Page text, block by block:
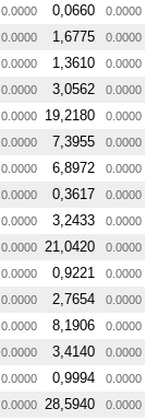
0.0000 0,0660 0.0000
0.0000 1,6775 0.0000
0.0000 1,3610 0.0000
0.0000 3,0562 0.0000
0.0000 19,2180 0.0000
0.0000 7,3955 0.0000
0.0000 6,8972 0.0000
0.0000 0,3617 0.0000
0.0000 3,2433 0.0000
0.0000 21,0420 0.0000
0.0000 0,9221 0.0000
0.0000 2,7654 0.0000
0.0000 8,1906 0.0000
0.0000 3,4140 0.0000
0.0000 0,9994 0.0000
0.0000 28,5940 0.0000